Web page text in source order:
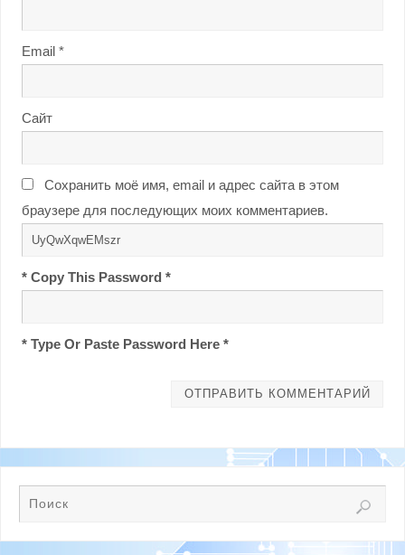
Email *
Сайт
Сохранить моё имя, email и адрес сайта в этом
браузере для последующих моих комментариев.
* Copy This Password *
* Type Or Paste Password Here *